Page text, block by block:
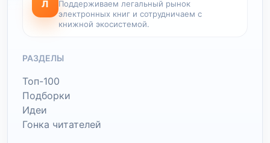
Л
Поддерживаем легальный рынок
электронных книг и сотрудничаем с
книжной экосистемой.
РАЗДЕЛЫ
Топ-100
Подборки
Идеи
Гонка читателей